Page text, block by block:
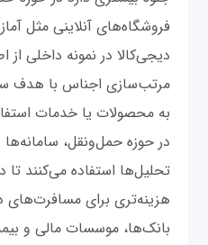
فروشگاه‌های آنلاینی مثل
دیجی‌کالا در نمونه داخلی از
مرتب‌سازی اجناس با هدف
به محصولات یا خدمات
در حوزه حمل‌ونقل، سامانه‌ها
تحلیل‌ها استفاده می‌کنند
هزینه‌تری برای مسافرت‌های
بانک‌ها، موسسات مالی و